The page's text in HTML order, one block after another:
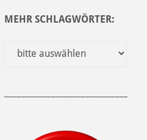
MEHR SCHLAGWÖRTER: